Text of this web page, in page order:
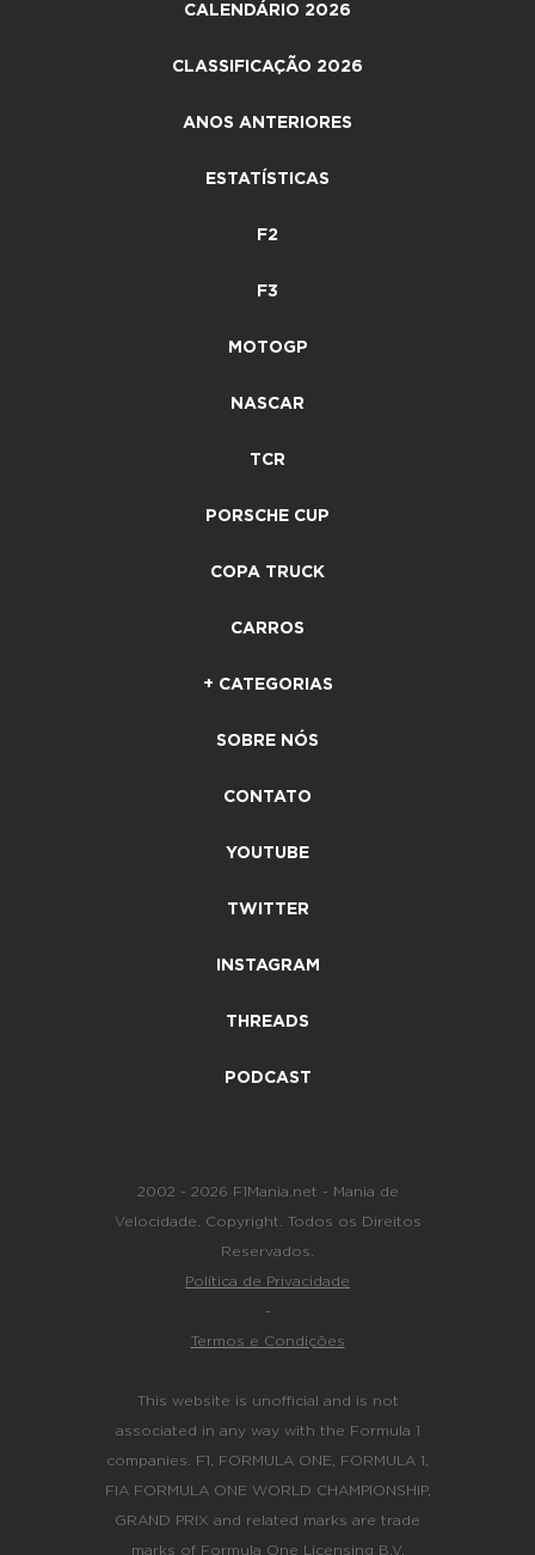
CALENDÁRIO 2026
CLASSIFICAÇÃO 2026
ANOS ANTERIORES
ESTATÍSTICAS
F2
F3
MOTOGP
NASCAR
TCR
PORSCHE CUP
COPA TRUCK
CARROS
+ CATEGORIAS
SOBRE NÓS
CONTATO
YOUTUBE
TWITTER
INSTAGRAM
THREADS
PODCAST
2002 - 2026 F1Mania.net - Mania de
Velocidade. Copyright. Todos os Direitos
Reservados.
Política de Privacidade
-
Termos e Condições
This website is unofficial and is not
associated in any way with the Formula 1
companies. F1, FORMULA ONE, FORMULA 1,
FIA FORMULA ONE WORLD CHAMPIONSHIP,
GRAND PRIX and related marks are trade
marks of Formula One Licensing B.V.